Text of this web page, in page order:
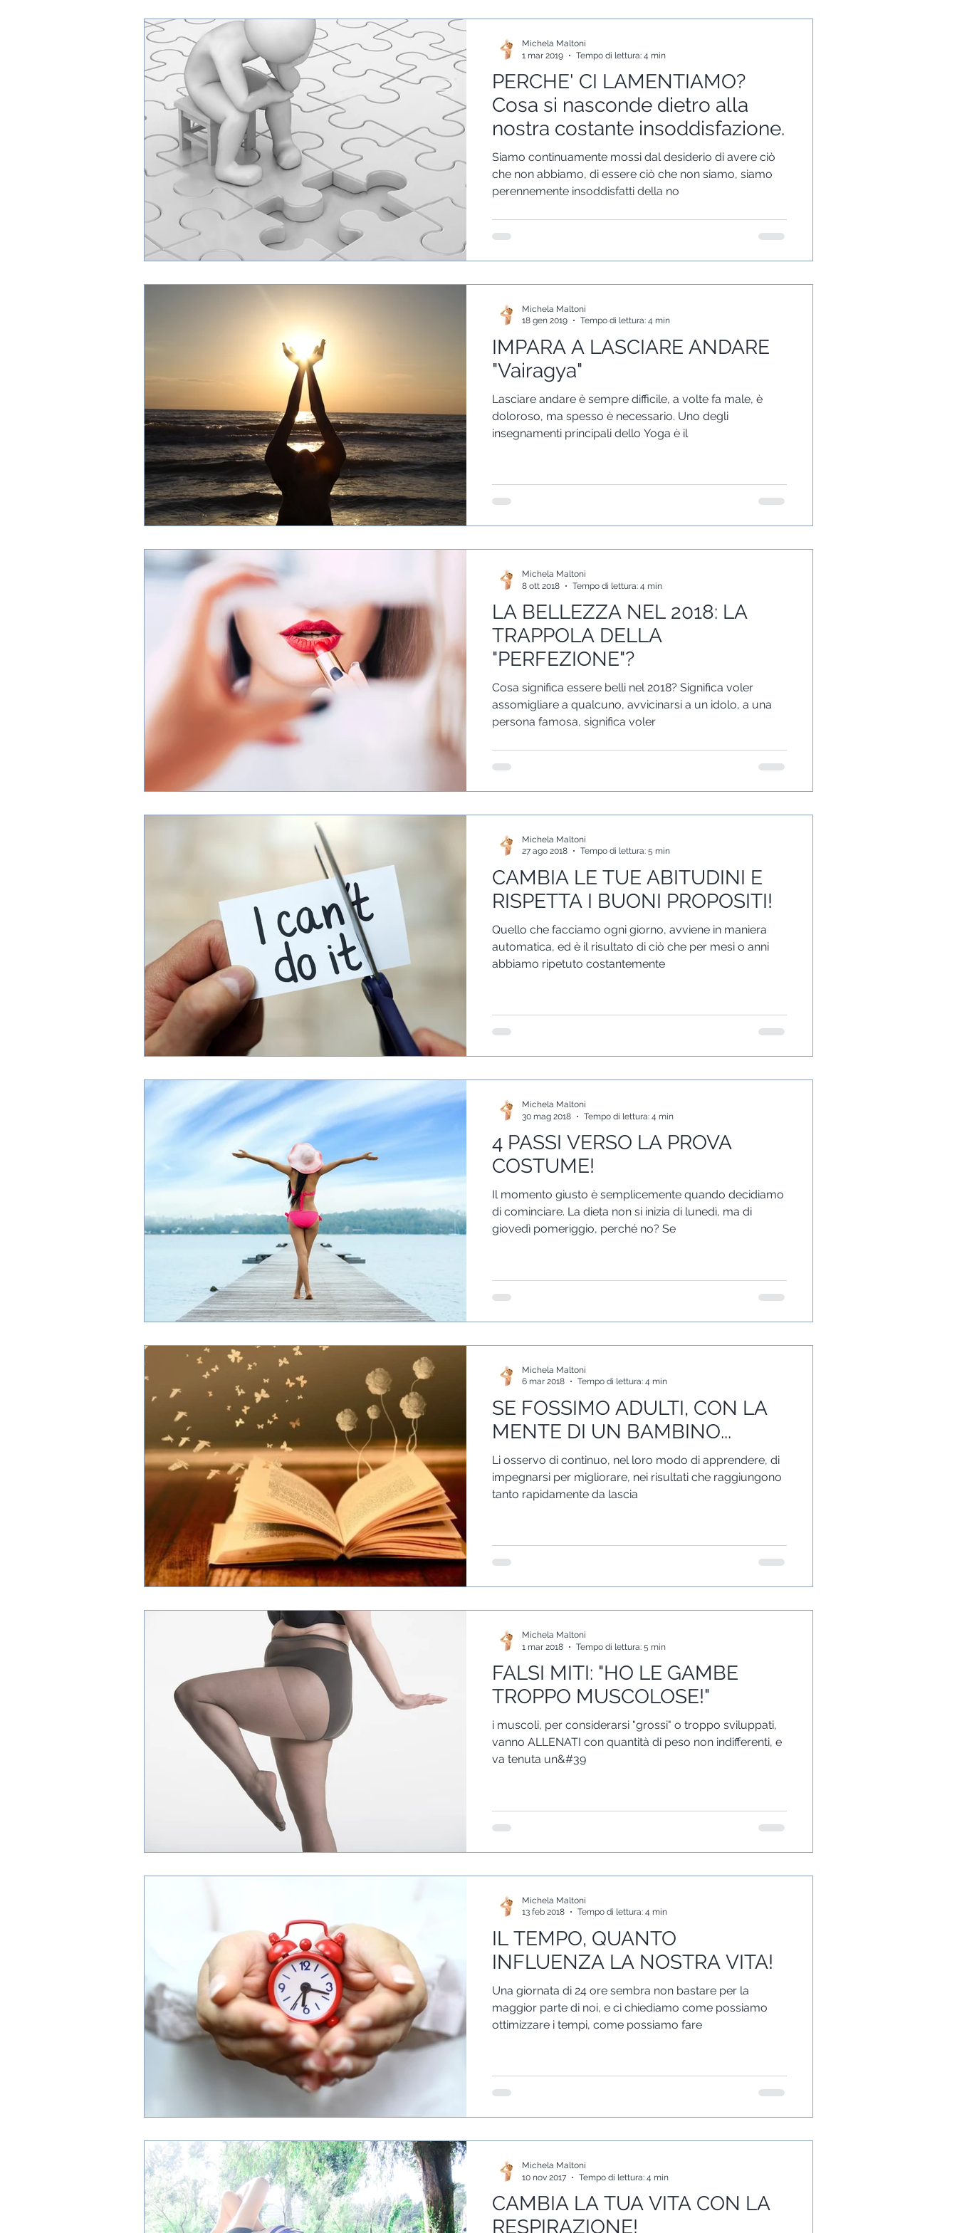
PERCHE' CI LAMENTIAMO?
Cosa si nasconde dietro alla
nostra costante insoddisfazione.
Siamo continuamente mossi dal desiderio di avere ciò
che non abbiamo, di essere ciò che non siamo, siamo
perennemente insoddisfatti della no
Michela Maltoni
1 mar 2019
Tempo di lettura: 4 min
IMPARA A LASCIARE ANDARE
"Vairagya"
Lasciare andare è sempre difficile, a volte fa male, è
doloroso, ma spesso è necessario. Uno degli
insegnamenti principali dello Yoga è il
Michela Maltoni
18 gen 2019
Tempo di lettura: 4 min
LA BELLEZZA NEL 2018: LA
TRAPPOLA DELLA
"PERFEZIONE"?
Cosa significa essere belli nel 2018? Significa voler
assomigliare a qualcuno, avvicinarsi a un idolo, a una
persona famosa, significa voler
Michela Maltoni
8 ott 2018
Tempo di lettura: 4 min
CAMBIA LE TUE ABITUDINI E
RISPETTA I BUONI PROPOSITI!
Quello che facciamo ogni giorno, avviene in maniera
automatica, ed è il risultato di ciò che per mesi o anni
abbiamo ripetuto costantemente
Michela Maltoni
27 ago 2018
Tempo di lettura: 5 min
4 PASSI VERSO LA PROVA
COSTUME!
Il momento giusto è semplicemente quando decidiamo
di cominciare. La dieta non si inizia di lunedì, ma di
giovedì pomeriggio, perché no? Se
Michela Maltoni
30 mag 2018
Tempo di lettura: 4 min
SE FOSSIMO ADULTI, CON LA
MENTE DI UN BAMBINO...
Li osservo di continuo, nel loro modo di apprendere, di
impegnarsi per migliorare, nei risultati che raggiungono
tanto rapidamente da lascia
Michela Maltoni
6 mar 2018
Tempo di lettura: 4 min
FALSI MITI: "HO LE GAMBE
TROPPO MUSCOLOSE!"
i muscoli, per considerarsi "grossi" o troppo sviluppati,
vanno ALLENATI con quantità di peso non indifferenti, e
va tenuta un&#39
Michela Maltoni
1 mar 2018
Tempo di lettura: 5 min
IL TEMPO, QUANTO
INFLUENZA LA NOSTRA VITA!
Una giornata di 24 ore sembra non bastare per la
maggior parte di noi, e ci chiediamo come possiamo
ottimizzare i tempi, come possiamo fare
Michela Maltoni
13 feb 2018
Tempo di lettura: 4 min
CAMBIA LA TUA VITA CON LA
RESPIRAZIONE!
Michela Maltoni
10 nov 2017
Tempo di lettura: 4 min